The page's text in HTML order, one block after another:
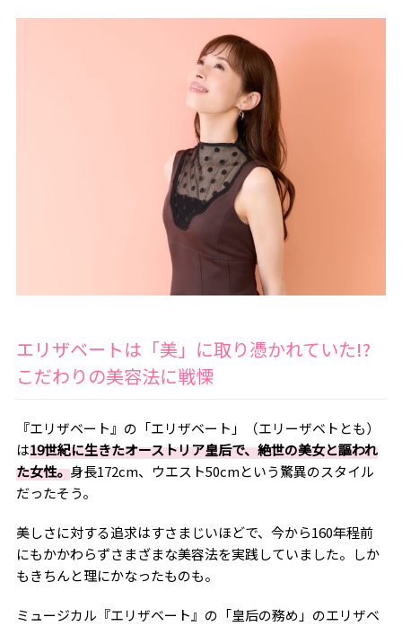
エリザベートは「美」に取り憑かれていた!?
こだわりの美容法に戦慄
『エリザベート』の「エリザベート」（エリーザベトとも）
は19世紀に生きたオーストリア皇后で、絶世の美女と謳われ
た女性。身長172cm、ウエスト50cmという驚異のスタイル
だったそう。
美しさに対する追求はすさまじいほどで、今から160年程前
にもかかわらずさまざまな美容法を実践していました。しか
もきちんと理にかなったものも。
ミュージカル『エリザベート』の「皇后の務め」のエリザベ